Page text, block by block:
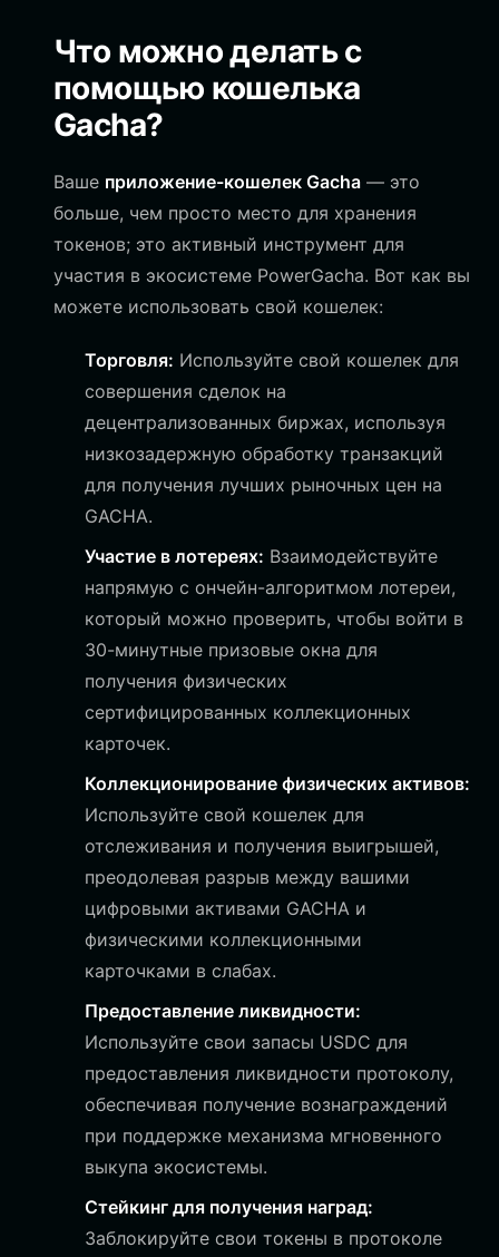
Что можно делать с
помощью кошелька
Gacha?
Ваше приложение-кошелек Gacha — это
больше, чем просто место для хранения
токенов; это активный инструмент для
участия в экосистеме PowerGacha. Вот как вы
можете использовать свой кошелек:
Торговля: Используйте свой кошелек для
совершения сделок на
децентрализованных биржах, используя
низкозадержную обработку транзакций
для получения лучших рыночных цен на
GACHA.
Участие в лотереях: Взаимодействуйте
напрямую с ончейн-алгоритмом лотереи,
который можно проверить, чтобы войти в
30-минутные призовые окна для
получения физических
сертифицированных коллекционных
карточек.
Коллекционирование физических активов:
Используйте свой кошелек для
отслеживания и получения выигрышей,
преодолевая разрыв между вашими
цифровыми активами GACHA и
физическими коллекционными
карточками в слабах.
Предоставление ликвидности:
Используйте свои запасы USDC для
предоставления ликвидности протоколу,
обеспечивая получение вознаграждений
при поддержке механизма мгновенного
выкупа экосистемы.
Стейкинг для получения наград:
Заблокируйте свои токены в протоколе